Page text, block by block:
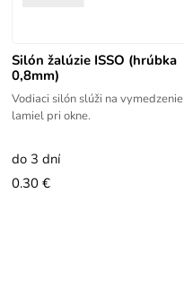
Silón žalúzie ISSO (hrúbka
0,8mm)
Vodiaci silón slúži na vymedzenie
lamiel pri okne.
do 3 dní
0.30 €